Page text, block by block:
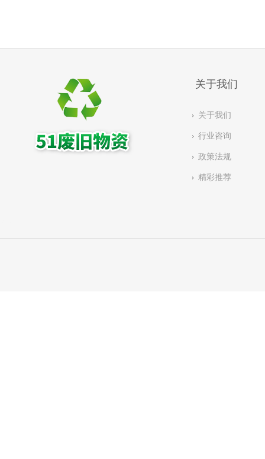
关于我们
关于我们
行业咨询
政策法规
精彩推荐